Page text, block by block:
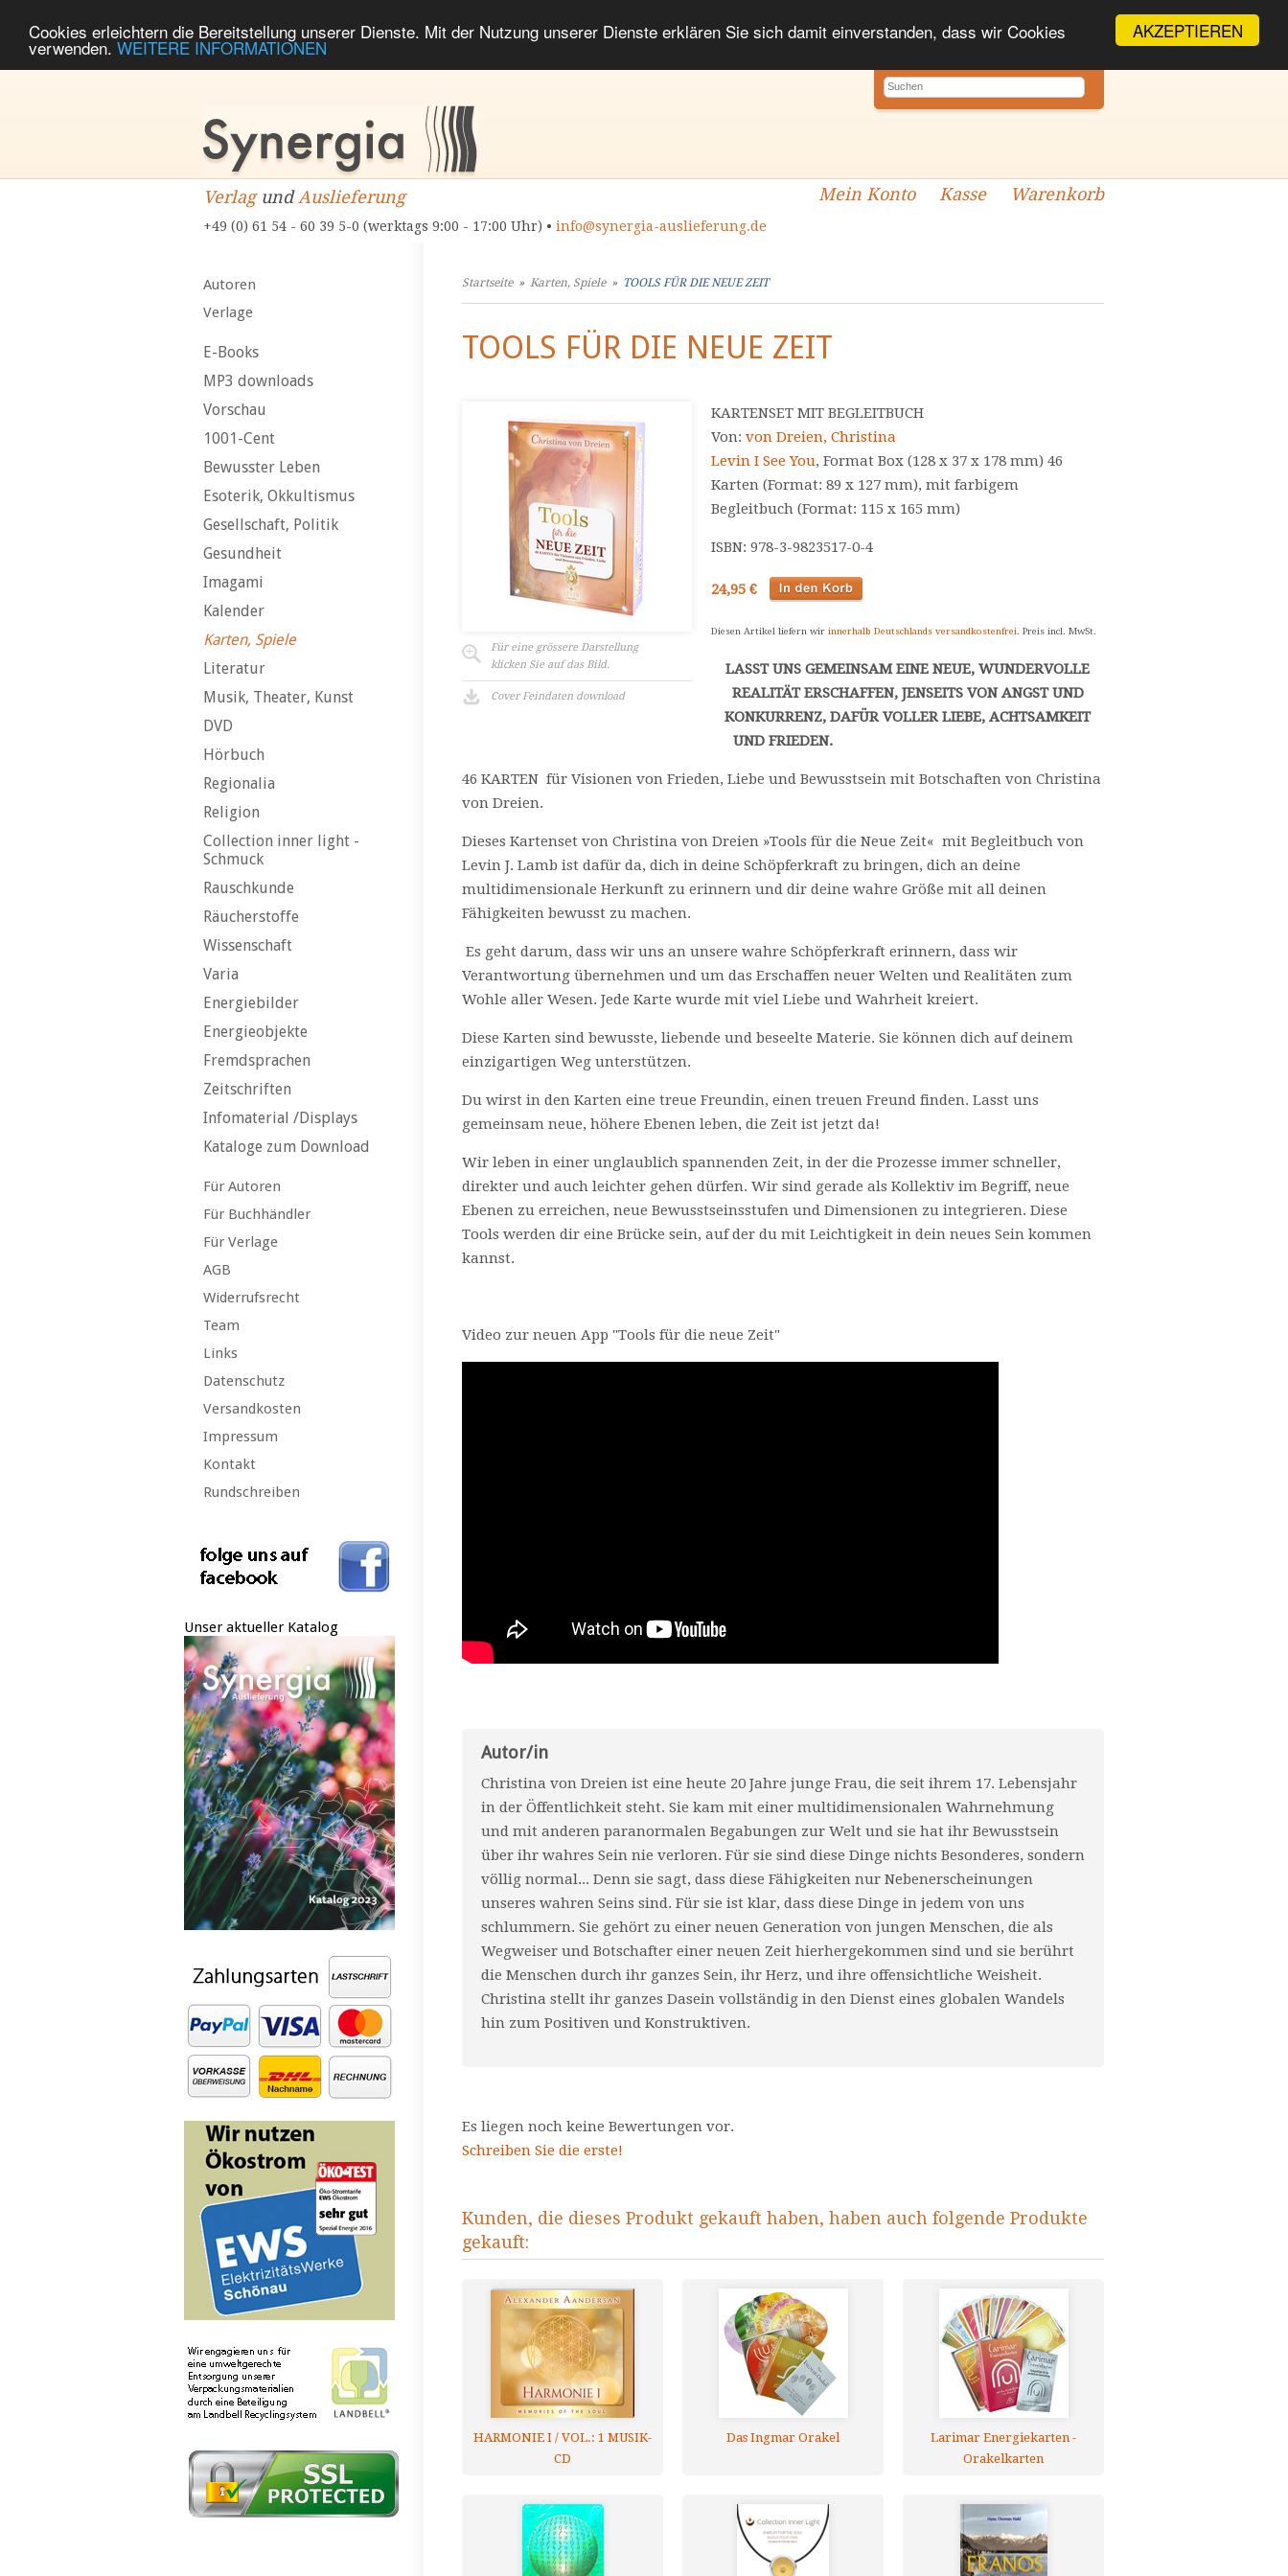
AKZEPTIEREN
Cookies erleichtern die Bereitstellung unserer Dienste. Mit der Nutzung unserer Dienste erklären Sie sich damit einverstanden, dass wir Cookies
verwenden. WEITERE INFORMATIONEN
VerlagundAuslieferung
+49 (0) 61 54 - 60 39 5-0 (werktags 9:00 - 17:00 Uhr) • info@synergia-auslieferung.de
Mein Konto Kasse Warenkorb
Autoren
Verlage
E-Books
MP3 downloads
Vorschau
1001-Cent
Bewusster Leben
Esoterik, Okkultismus
Gesellschaft, Politik
Gesundheit
Imagami
Kalender
Karten, Spiele
Literatur
Musik, Theater, Kunst
DVD
Hörbuch
Regionalia
Religion
Collection inner light -
Schmuck
Rauschkunde
Räucherstoffe
Wissenschaft
Varia
Energiebilder
Energieobjekte
Fremdsprachen
Zeitschriften
Infomaterial /Displays
Kataloge zum Download
Für Autoren
Für Buchhändler
Für Verlage
AGB
Widerrufsrecht
Team
Links
Datenschutz
Versandkosten
Impressum
Kontakt
Rundschreiben
Unser aktueller Katalog
Startseite» Karten, Spiele» TOOLS FÜR DIE NEUE ZEIT
TOOLS FÜR DIE NEUE ZEIT
Für eine grössere Darstellung
klicken Sie auf das Bild.
Cover Feindaten download
KARTENSET MIT BEGLEITBUCH
Von: von Dreien, Christina
Levin I See You, Format Box (128 x 37 x 178 mm) 46
Karten (Format: 89 x 127 mm), mit farbigem
Begleitbuch (Format: 115 x 165 mm)
ISBN: 978-3-9823517-0-4
24,95 €
Diesen Artikel liefern wir innerhalb Deutschlands versandkostenfrei. Preis incl. MwSt.
LASST UNS GEMEINSAM EINE NEUE, WUNDERVOLLE
REALITÄT ERSCHAFFEN, JENSEITS VON ANGST UND
KONKURRENZ, DAFÜR VOLLER LIEBE, ACHTSAMKEIT
UND FRIEDEN.
46 KARTEN für Visionen von Frieden, Liebe und Bewusstsein mit Botschaften von Christina
von Dreien.
Dieses Kartenset von Christina von Dreien »Tools für die Neue Zeit« mit Begleitbuch von
Levin J. Lamb ist dafür da, dich in deine Schöpferkraft zu bringen, dich an deine
multidimensionale Herkunft zu erinnern und dir deine wahre Größe mit all deinen
Fähigkeiten bewusst zu machen.
Es geht darum, dass wir uns an unsere wahre Schöpferkraft erinnern, dass wir
Verantwortung übernehmen und um das Erschaffen neuer Welten und Realitäten zum
Wohle aller Wesen. Jede Karte wurde mit viel Liebe und Wahrheit kreiert.
Diese Karten sind bewusste, liebende und beseelte Materie. Sie können dich auf deinem
einzigartigen Weg unterstützen.
Du wirst in den Karten eine treue Freundin, einen treuen Freund finden. Lasst uns
gemeinsam neue, höhere Ebenen leben, die Zeit ist jetzt da!
Wir leben in einer unglaublich spannenden Zeit, in der die Prozesse immer schneller,
direkter und auch leichter gehen dürfen. Wir sind gerade als Kollektiv im Begriff, neue
Ebenen zu erreichen, neue Bewusstseinsstufen und Dimensionen zu integrieren. Diese
Tools werden dir eine Brücke sein, auf der du mit Leichtigkeit in dein neues Sein kommen
kannst.
Video zur neuen App "Tools für die neue Zeit"
Autor/in
Christina von Dreien ist eine heute 20 Jahre junge Frau, die seit ihrem 17. Lebensjahr
in der Öffentlichkeit steht. Sie kam mit einer multidimensionalen Wahrnehmung
und mit anderen paranormalen Begabungen zur Welt und sie hat ihr Bewusstsein
über ihr wahres Sein nie verloren. Für sie sind diese Dinge nichts Besonderes, sondern
völlig normal... Denn sie sagt, dass diese Fähigkeiten nur Nebenerscheinungen
unseres wahren Seins sind. Für sie ist klar, dass diese Dinge in jedem von uns
schlummern. Sie gehört zu einer neuen Generation von jungen Menschen, die als
Wegweiser und Botschafter einer neuen Zeit hierhergekommen sind und sie berührt
die Menschen durch ihr ganzes Sein, ihr Herz, und ihre offensichtliche Weisheit.
Christina stellt ihr ganzes Dasein vollständig in den Dienst eines globalen Wandels
hin zum Positiven und Konstruktiven.
Es liegen noch keine Bewertungen vor.
Schreiben Sie die erste!
Kunden, die dieses Produkt gekauft haben, haben auch folgende Produkte
gekauft:
HARMONIE I / VOL.: 1 MUSIK-
CD
Das Ingmar Orakel
Larimar Energiekarten -
Orakelkarten